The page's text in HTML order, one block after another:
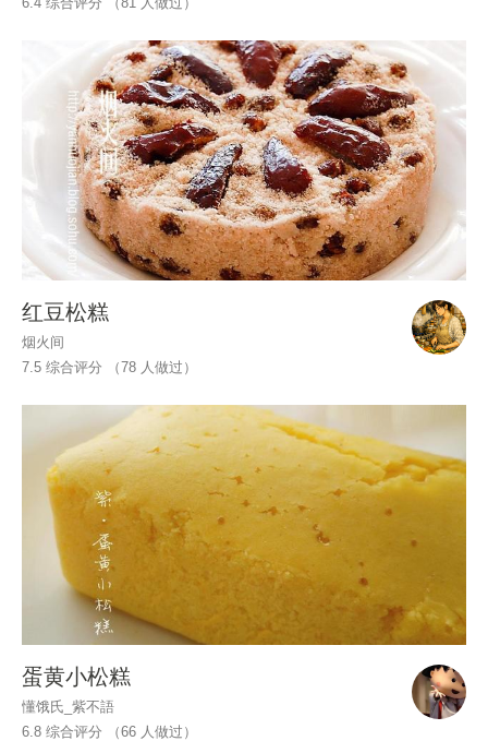
红豆松糕
烟火间
7.5 综合评分 （78 人做过）
蛋黄小松糕
懂饿氏_紫不語
6.8 综合评分 （66 人做过）